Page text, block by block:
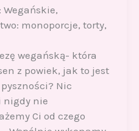
monoporcje, torty,
wegańską- która
z powiek, jak to jest
Nic
nigdy nie
Ci od czego